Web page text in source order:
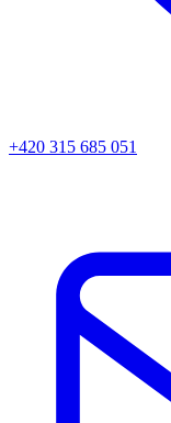
+420 315 685 051